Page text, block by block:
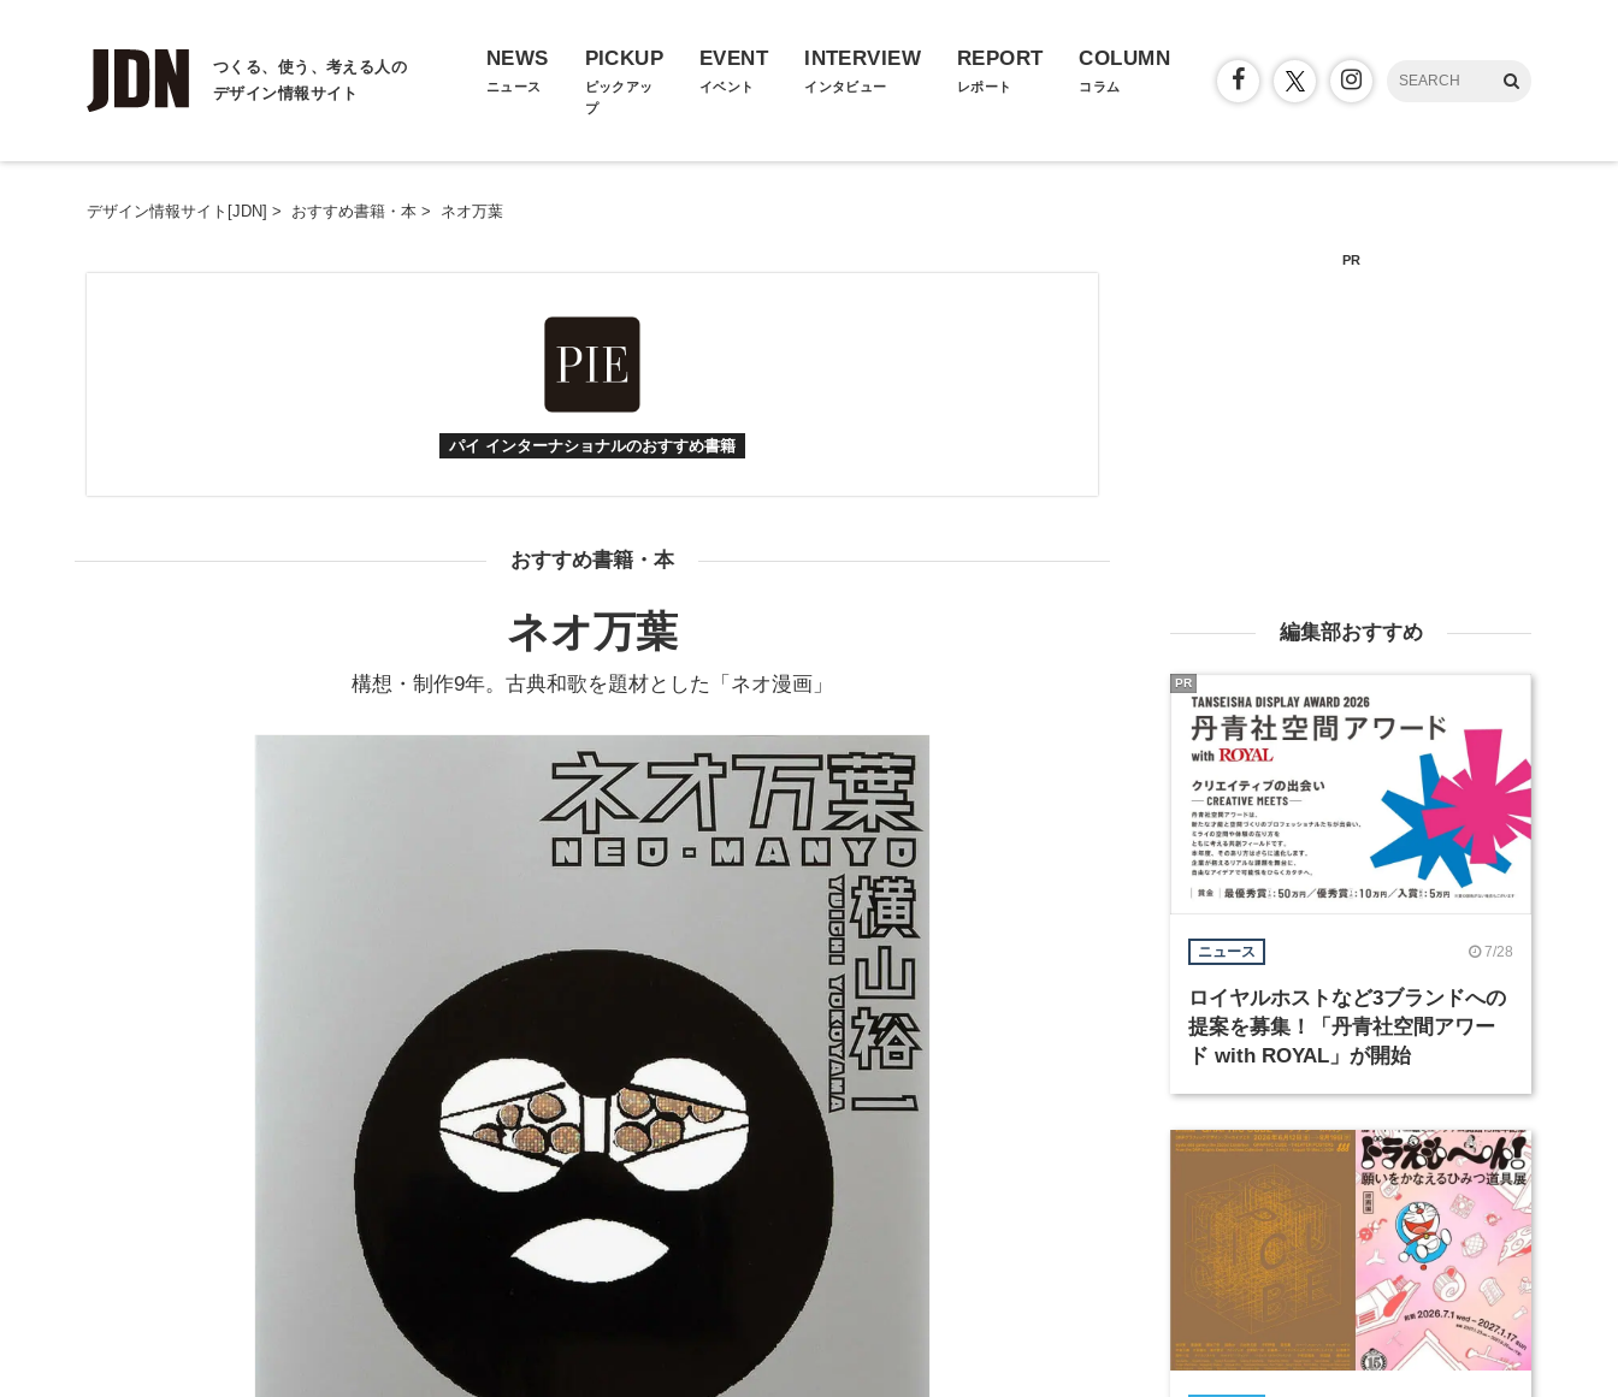
つくる、使う、考える人の
デザイン情報サイト
NEWS
ニュース
PICKUP
ピックアッ
プ
EVENT
イベント
INTERVIEW
インタビュー
REPORT
レポート
COLUMN
コラム
デザイン情報サイト[JDN] > おすすめ書籍・本 > ネオ万葉
パイ インターナショナルのおすすめ書籍
おすすめ書籍・本
ネオ万葉
構想・制作9年。古典和歌を題材とした「ネオ漫画」
PR
編集部おすすめ
ニュース 7/28
ロイヤルホストなど3ブランドへの
提案を募集！「丹青社空間アワー
ド with ROYAL」が開始
PR